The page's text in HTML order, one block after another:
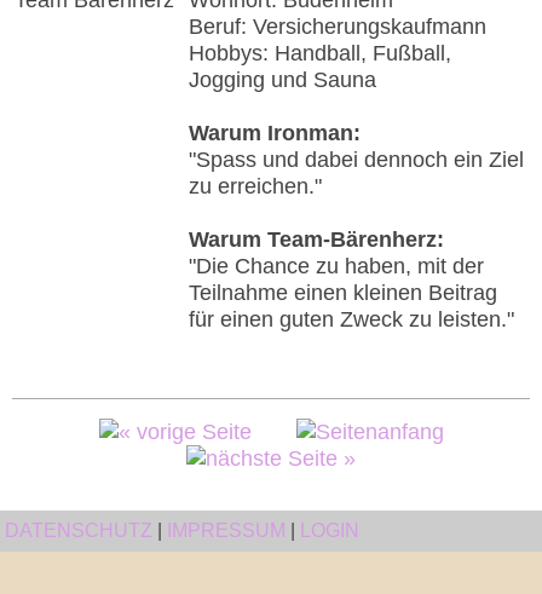
Beruf: Versicherungskaufmann
Hobbys: Handball, Fußball,
Jogging und Sauna
Warum Ironman:
"Spass und dabei dennoch ein Ziel
zu erreichen."
Warum Team-Bärenherz:
"Die Chance zu haben, mit der
Teilnahme einen kleinen Beitrag
für einen guten Zweck zu leisten."
DATENSCHUTZ IMPRESSUM LOGIN